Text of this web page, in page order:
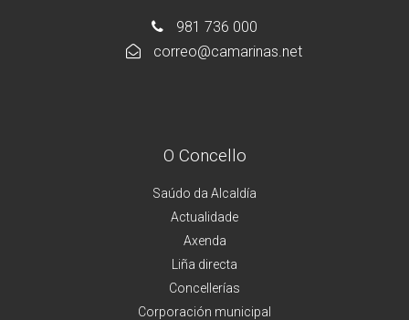
981 736 000
correo@camarinas.net
O Concello
Saúdo da Alcaldía
Actualidade
Axenda
Liña directa
Concellerías
Corporación municipal